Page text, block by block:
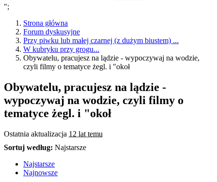
";
Strona główna
Forum dyskusyjne
Przy piwku lub małej czarnej (z dużym biustem) ...
W kubryku przy grogu...
Obywatelu, pracujesz na lądzie - wypoczywaj na wodzie,
czyli filmy o tematyce żegl. i "okoł
Obywatelu, pracujesz na lądzie -
wypoczywaj na wodzie, czyli filmy o
tematyce żegl. i "okoł
Ostatnia aktualizacja 12 lat temu
Sortuj według: Najstarsze
Najstarsze
Najnowsze